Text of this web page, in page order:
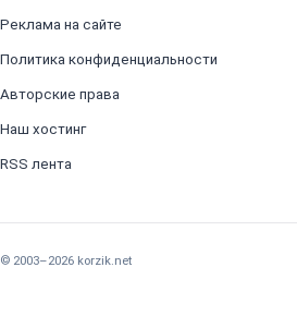
Реклама на сайте
Политика конфиденциальности
Авторские права
Наш хостинг
RSS лента
© 2003–2026 korzik.net